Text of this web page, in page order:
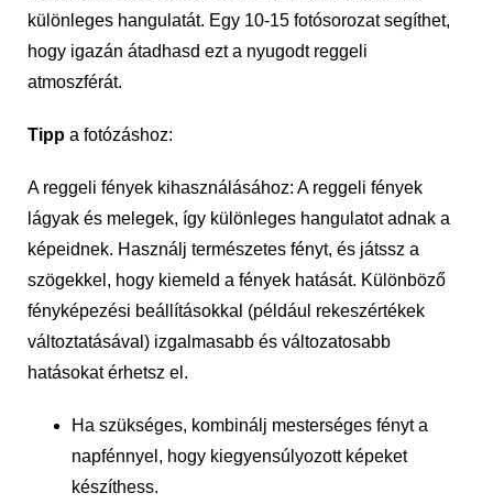
különleges hangulatát. Egy 10-15 fotósorozat segíthet,
hogy igazán átadhasd ezt a nyugodt reggeli
atmoszférát.
Tipp a fotózáshoz:
A reggeli fények kihasználásához: A reggeli fények
lágyak és melegek, így különleges hangulatot adnak a
képeidnek. Használj természetes fényt, és játssz a
szögekkel, hogy kiemeld a fények hatását. Különböző
fényképezési beállításokkal (például rekeszértékek
változtatásával) izgalmasabb és változatosabb
hatásokat érhetsz el.
Ha szükséges, kombinálj mesterséges fényt a
napfénnyel, hogy kiegyensúlyozott képeket
készíthess.